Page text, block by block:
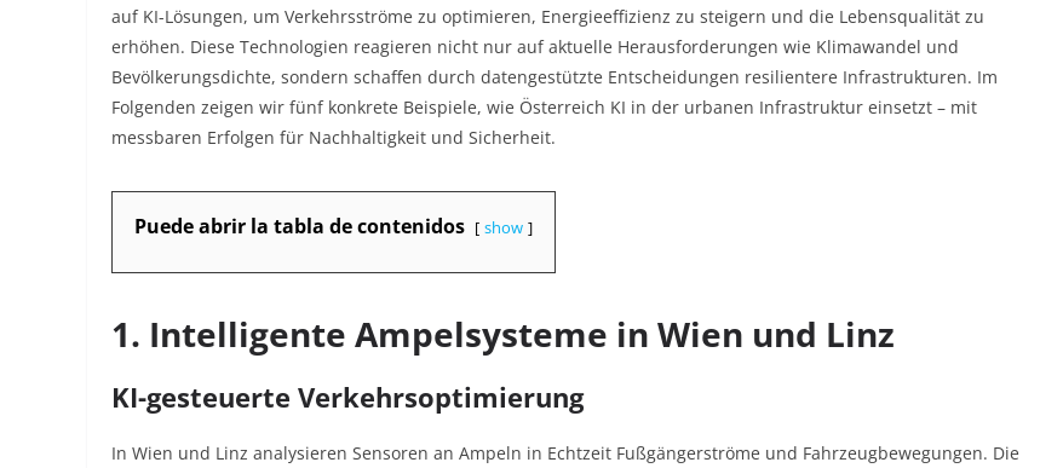
auf KI-Lösungen, um Verkehrsströme zu optimieren, Energieeffizienz zu steigern und die Lebensqualität zu
erhöhen. Diese Technologien reagieren nicht nur auf aktuelle Herausforderungen wie Klimawandel und
Bevölkerungsdichte, sondern schaffen durch datengestützte Entscheidungen resilientere Infrastrukturen. Im
Folgenden zeigen wir fünf konkrete Beispiele, wie Österreich KI in der urbanen Infrastruktur einsetzt – mit
messbaren Erfolgen für Nachhaltigkeit und Sicherheit.
Puede abrir la tabla de contenidos show
1. Intelligente Ampelsysteme in Wien und Linz
KI-gesteuerte Verkehrsoptimierung
In Wien und Linz analysieren Sensoren an Ampeln in Echtzeit Fußgängerströme und Fahrzeugbewegungen. Die